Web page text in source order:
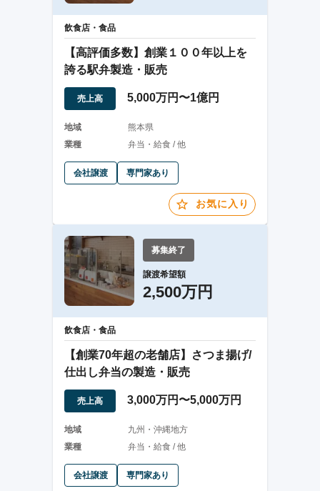
飲食店・食品
【高評価多数】創業１００年以上を
誇る駅弁製造・販売
売上高 5,000万円〜1億円
地域
熊本県
業種
弁当・給食 / 他
会社譲渡 専門家あり
お気に入り
募集終了
譲渡希望額
2,500万円
飲食店・食品
【創業70年超の老舗店】さつま揚げ/
仕出し弁当の製造・販売
売上高 3,000万円〜5,000万円
地域
九州・沖縄地方
業種
弁当・給食 / 他
会社譲渡 専門家あり